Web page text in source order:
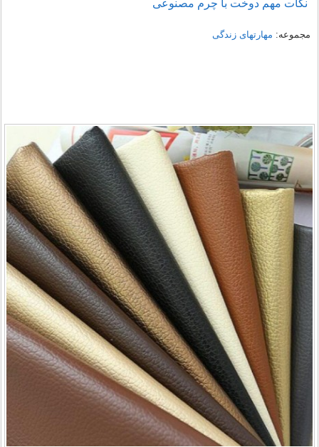
نکات مهم دوخت با چرم مصنوعی
مجموعه: مهارتهای زندگی